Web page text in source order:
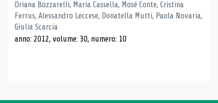
Oriana Bozzarelli, Maria Cassella, Mosé Conte, Cristina
Ferrus, Alessandro Leccese, Donatella Mutti, Paola Novaria,
Giulia Scarcia
anno: 2012, volume: 30, numero: 10